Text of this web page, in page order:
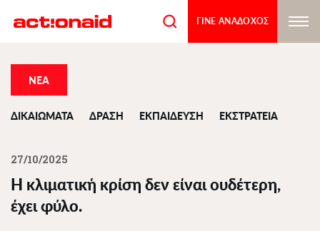
προς ΓΙΝΕ ΑΝΑΔΟΧΟΣ
ΝΕΑ
ΔΙΚΑΙΩΜΑΤΑ ΔΡΑΣΗ ΕΚΠΑΙΔΕΥΣΗ ΕΚΣΤΡΑΤΕΙΑ
27/10/2025
Η κλιματική κρίση δεν είναι ουδέτερη,
έχει φύλο.